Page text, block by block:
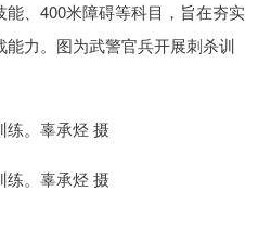
、400米障碍等科目，旨在夯实
力。图为武警官兵开展刺杀训
练。辜承烃 摄
练。辜承烃 摄